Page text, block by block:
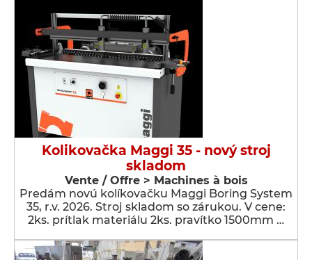
Kolikovačka Maggi 35 - nový stroj
skladom
Vente / Offre > Machines à bois
Predám novú kolíkovačku Maggi Boring System
35, r.v. 2026. Stroj skladom so zárukou. V cene:
2ks. prítlak materiálu 2ks. pravítko 1500mm …